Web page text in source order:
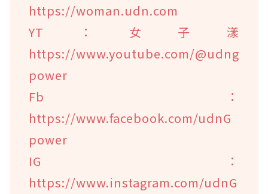
https://woman.udn.com
YT：女子漾
https://www.youtube.com/@udng
power
Fb：
https://www.facebook.com/udnG
power
IG：
https://www.instagram.com/udnG